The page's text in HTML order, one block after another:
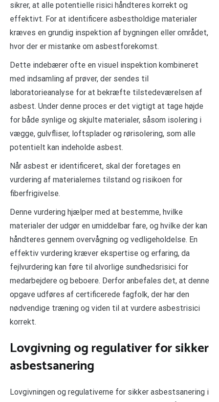
sikrer, at alle potentielle risici håndteres korrekt og
effektivt. For at identificere asbestholdige materialer
kræves en grundig inspektion af bygningen eller området,
hvor der er mistanke om asbestforekomst.
Dette indebærer ofte en visuel inspektion kombineret
med indsamling af prøver, der sendes til
laboratorieanalyse for at bekræfte tilstedeværelsen af
asbest. Under denne proces er det vigtigt at tage højde
for både synlige og skjulte materialer, såsom isolering i
vægge, gulvfliser, loftsplader og rørisolering, som alle
potentielt kan indeholde asbest.
Når asbest er identificeret, skal der foretages en
vurdering af materialernes tilstand og risikoen for
fiberfrigivelse.
Denne vurdering hjælper med at bestemme, hvilke
materialer der udgør en umiddelbar fare, og hvilke der kan
håndteres gennem overvågning og vedligeholdelse. En
effektiv vurdering kræver ekspertise og erfaring, da
fejlvurdering kan føre til alvorlige sundhedsrisici for
medarbejdere og beboere. Derfor anbefales det, at denne
opgave udføres af certificerede fagfolk, der har den
nødvendige træning og viden til at vurdere asbestrisici
korrekt.
Lovgivning og regulativer for sikker
asbestsanering
Lovgivningen og regulativerne for sikker asbestsanering i